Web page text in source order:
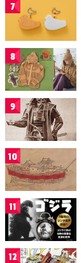
7
8
9
10
11
12